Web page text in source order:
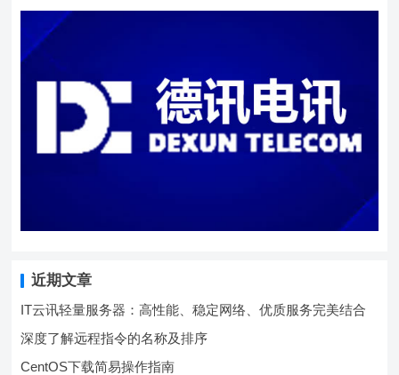
近期文章
IT云讯轻量服务器：高性能、稳定网络、优质服务完美结合
深度了解远程指令的名称及排序
CentOS下载简易操作指南